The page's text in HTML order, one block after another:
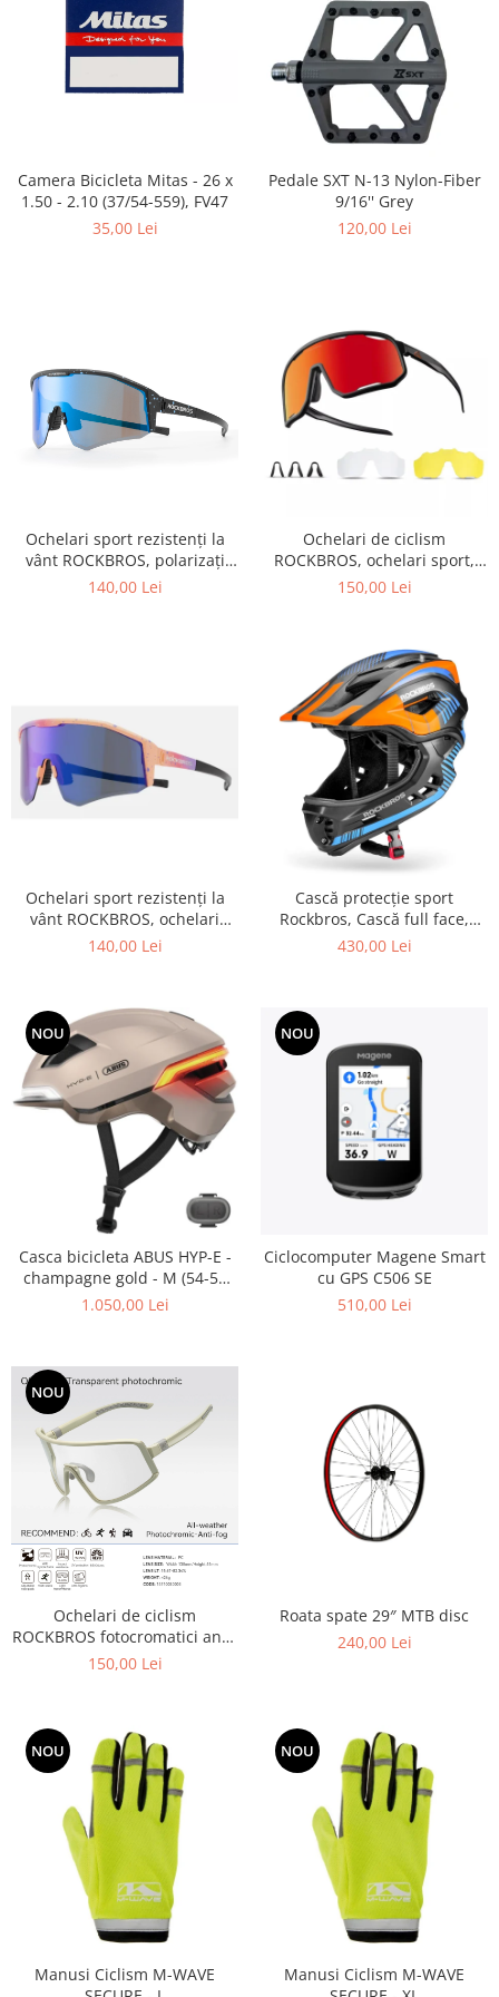
Saboti de frana
Schimbatoare viteze
Camera Bicicleta Mitas - 26 x
1.50 - 2.10 (37/54-559), FV47
35,00 Lei
Pedale SXT N-13 Nylon-Fiber
9/16'' Grey
120,00 Lei
Ochelari sport rezistenți la
vânt ROCKBROS, polarizați
pentru ciclism, ochelari de
140,00 Lei
Ochelari de ciclism
ROCKBROS, ochelari sport,
ramă fotocromatică TR
150,00 Lei
Ochelari sport rezistenți la
vânt ROCKBROS, ochelari
polarizați pentru ciclism,
140,00 Lei
Cască protecție sport
Rockbros, Cască full face,
albastru 55-58 cm
430,00 Lei
NOU
Casca bicicleta ABUS HYP-E -
champagne gold - M (54-58
cm)
1.050,00 Lei
NOU
Ciclocomputer Magene Smart
cu GPS C506 SE
510,00 Lei
NOU
Ochelari de ciclism
ROCKBROS fotocromatici anti-
aburire UV400 reglabili
150,00 Lei
Roata spate 29″ MTB disc
240,00 Lei
NOU
Manusi Ciclism M-WAVE
NOU
Manusi Ciclism M-WAVE